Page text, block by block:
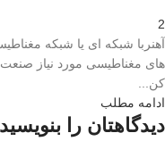
2
آهنربا شبکه ای یا شبکه
های مغناطیسی مورد نیاز
کن...
ادامه مطلب
دیدگاهتان را بنویسید